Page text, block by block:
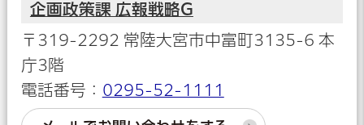
企画政策課 広報戦略G
〒319-2292 常陸大宮市中富町3135-6 本
庁3階
電話番号： 0295-52-1111